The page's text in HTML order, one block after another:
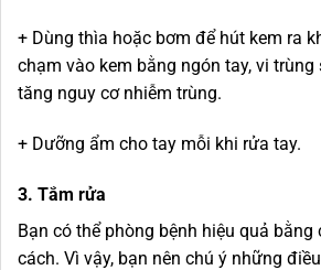
+ Dùng thìa hoặc bơm để hút kem ra
chạm vào kem bằng ngón tay, vi trùng
tăng nguy cơ nhiễm trùng.
+ Dưỡng ẩm cho tay mỗi khi rửa tay.
3. Tắm rửa
Bạn có thể phòng bệnh hiệu quả
cách. Vì vậy, bạn nên chú ý những